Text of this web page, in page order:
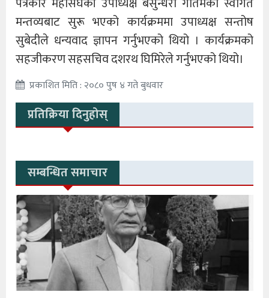
मन्तव्यबाट सुरू भएको कार्यक्रममा उपाध्यक्ष सन्तोष
सुबेदीले धन्यवाद ज्ञापन गर्नुभएको थियो । कार्यक्रमको
सहजीकरण सहसचिव दशरथ घिमिरेले गर्नुभएको थियो।
प्रकाशित मिति : २०८० पुष ४ गते बुधवार
प्रतिक्रिया दिनुहोस्
सम्बन्धित समाचार